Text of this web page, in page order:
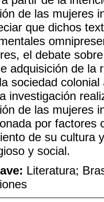
de las mujeres
que dichos
el debate
adquisición de la
sociedad
investigación
de las mujeres
por factores
de su cultura
y social.
Literatura;